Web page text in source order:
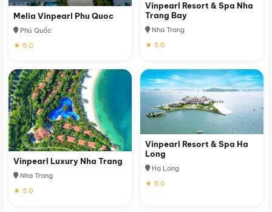
Melia Vinpearl Phu Quoc
Phú Quốc
★ 5.0
Vinpearl Resort & Spa Nha
Trang Bay
Nha Trang
★ 5.0
Vinpearl Luxury Nha Trang
Nha Trang
★ 5.0
Vinpearl Resort & Spa Ha
Long
Hạ Long
★ 5.0